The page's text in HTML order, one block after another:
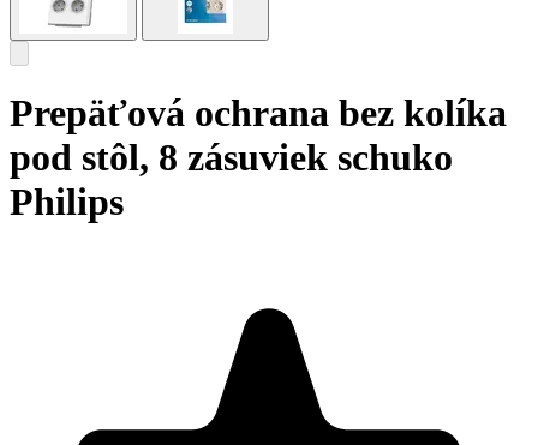
Prepäťová ochrana bez kolíka
pod stôl, 8 zásuviek schuko
Philips